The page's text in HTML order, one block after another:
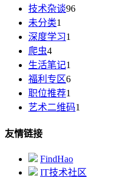
技术杂谈96
未分类1
深度学习1
爬虫4
生活笔记1
福利专区6
职位推荐1
艺术二维码1
友情链接
FindHao
IT技术社区